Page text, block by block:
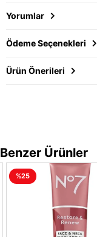
Yorumlar
Ödeme Seçenekleri
Ürün Önerileri
Benzer Ürünler
%25